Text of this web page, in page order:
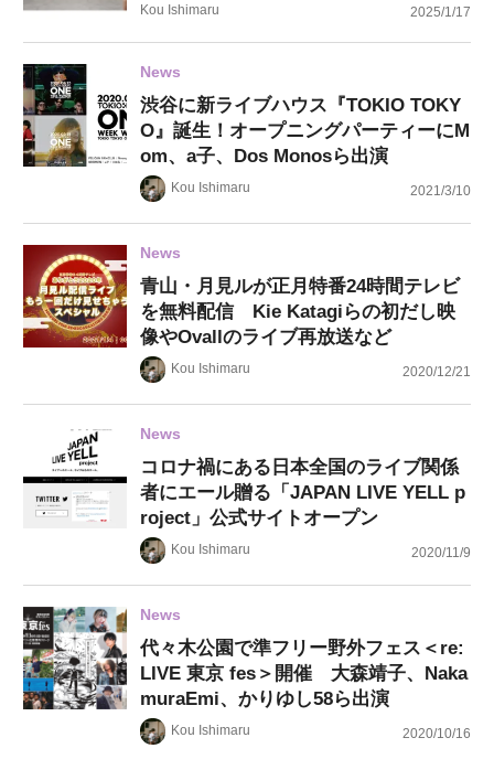
Kou Ishimaru 2025/1/17
News
渋谷に新ライブハウス『TOKIO TOKY
O』誕生！オープニングパーティーにM
om、a子、Dos Monosら出演
Kou Ishimaru 2021/3/10
News
青山・月見ルが正月特番24時間テレビ
を無料配信 Kie Katagiらの初だし映
像やOvallのライブ再放送など
Kou Ishimaru 2020/12/21
News
コロナ禍にある日本全国のライブ関係
者にエール贈る「JAPAN LIVE YELL p
roject」公式サイトオープン
Kou Ishimaru 2020/11/9
News
代々木公園で準フリー野外フェス＜re:
LIVE 東京 fes＞開催 大森靖子、Naka
muraEmi、かりゆし58ら出演
Kou Ishimaru 2020/10/16